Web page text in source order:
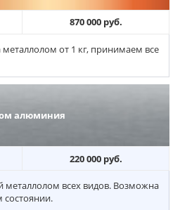
870 000 руб.
от 1 кг, принимаем все
алюминия
220 000 руб.
всех видов. Возможна